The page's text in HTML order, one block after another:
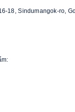
18, Sindumangok-ro,